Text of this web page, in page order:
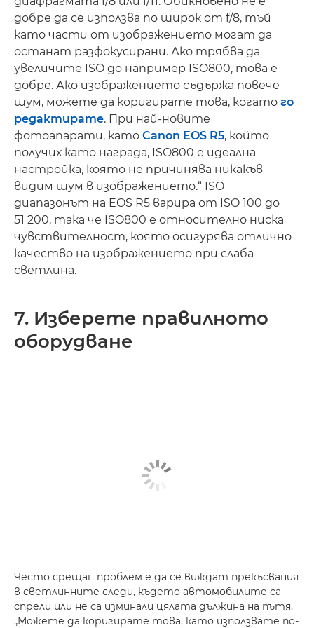
добре да се използва по широк от f/8, тъй
като части от изображението могат да
останат разфокусирани. Ако трябва да
увеличите ISO до например ISO800, това е
добре. Ако изображението съдържа повече
шум, можете да коригирате това, когато го
редактирате. При най-новите
фотоапарати, като Canon EOS R5, който
получих като награда, ISO800 е идеална
настройка, която не причинява никакъв
видим шум в изображението.“ ISO
диапазонът на EOS R5 варира от ISO 100 до
51 200, така че ISO800 е относително ниска
чувствителност, която осигурява отлично
качество на изображението при слаба
светлина.
7. Изберете правилното
оборудване
Често срещан проблем е да се виждат прекъсвания
в светлинните следи, където автомобилите са
спрели или не са изминали цялата дължина на пътя.
„Можете да коригирате това, като използвате по-